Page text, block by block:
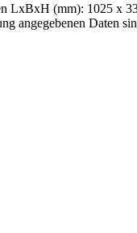
LxBxH (mm): 1025 x
angegebenen Daten